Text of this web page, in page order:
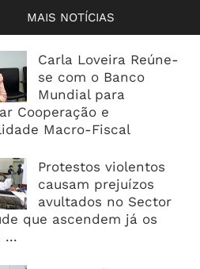
MAIS NOTÍCIAS
Carla Loveira Reúne-
se com o Banco
Mundial para
Cooperação e
Macro-Fiscal
Protestos violentos
causam prejuízos
avultados no Sector
que ascendem já os
...
meios do projecto. Portanto, o
para os objectivos institucionais e
3,34 Mil Milhões De
Mas Crédito A Clientes
Com 4 Milhões De